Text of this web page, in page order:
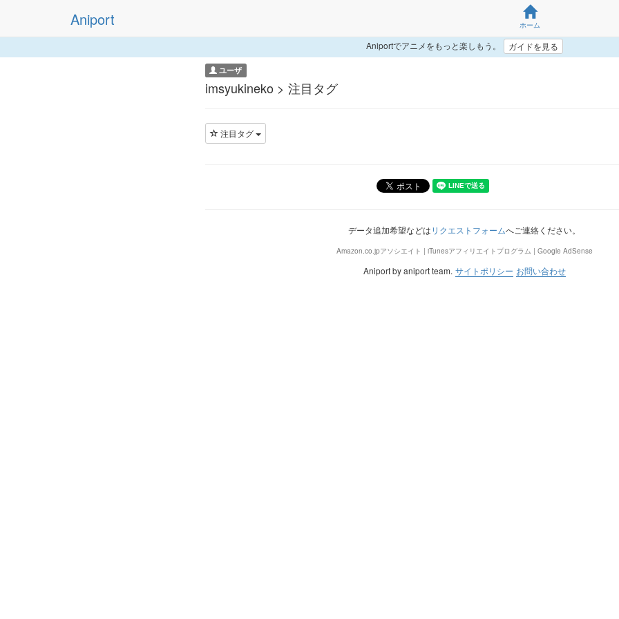
Aniport ホーム
Aniportでアニメをもっと楽しもう。 ガイドを見る
ユーザ
imsyukineko > 注目タグ
注目タグ
データ追加希望などはリクエストフォームへご連絡ください。
Amazon.co.jpアソシエイト | iTunesアフィリエイトプログラム | Google AdSense
Aniport by aniport team. サイトポリシー お問い合わせ